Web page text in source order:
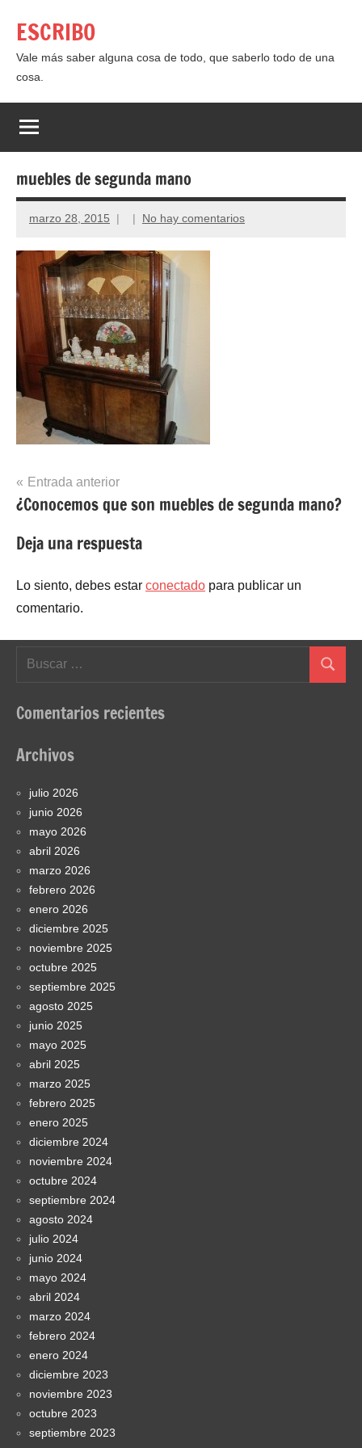
contenido
ESCRIBO
Vale más saber alguna cosa de todo, que saberlo todo de una
cosa.
muebles de segunda mano
marzo 28, 2015 No hay comentarios
Navegación
de
entradas
Entrada anterior
¿Conocemos que son muebles de segunda mano?
Deja una respuesta
Lo siento, debes estar conectado para publicar un
comentario.
Buscar
Comentarios recientes
Archivos
julio 2026
junio 2026
mayo 2026
abril 2026
marzo 2026
febrero 2026
enero 2026
diciembre 2025
noviembre 2025
octubre 2025
septiembre 2025
agosto 2025
junio 2025
mayo 2025
abril 2025
marzo 2025
febrero 2025
enero 2025
diciembre 2024
noviembre 2024
octubre 2024
septiembre 2024
agosto 2024
julio 2024
junio 2024
mayo 2024
abril 2024
marzo 2024
febrero 2024
enero 2024
diciembre 2023
noviembre 2023
octubre 2023
septiembre 2023